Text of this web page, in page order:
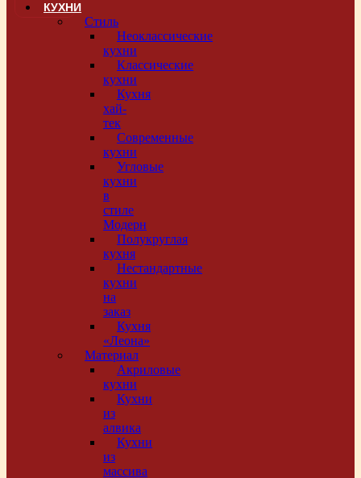
КУХНИ
Стиль
Неоклассические
кухни
Классические
кухни
Кухня
хай-
тек
Современные
кухни
Угловые
кухни
в
стиле
Модерн
Полукруглая
кухня
Нестандартные
кухни
на
заказ
Кухня
«Леона»
Материал
Акриловые
кухни
Кухни
из
алвика
Кухни
из
массива